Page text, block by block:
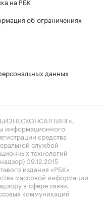
об ограничениях
данных
информационного
средства
службой
технологий
09.12.2015
издания «РБК»
массовой информации
в сфере связи,
коммуникаций